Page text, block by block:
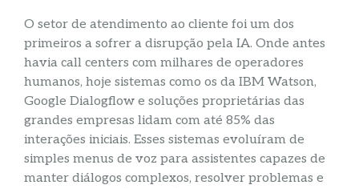
O setor de atendimento ao cliente foi um dos
primeiros a sofrer a disrupção pela IA. Onde antes
havia call centers com milhares de operadores
humanos, hoje sistemas como os da IBM Watson,
Google Dialogflow e soluções proprietárias das
grandes empresas lidam com até 85% das
interações iniciais. Esses sistemas evoluíram de
simples menus de voz para assistentes capazes de
manter diálogos complexos, resolver problemas e